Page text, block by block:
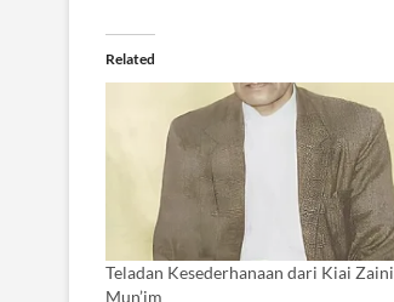
Related
Teladan Kesederhanaan dari Kiai Zaini
Mun’im